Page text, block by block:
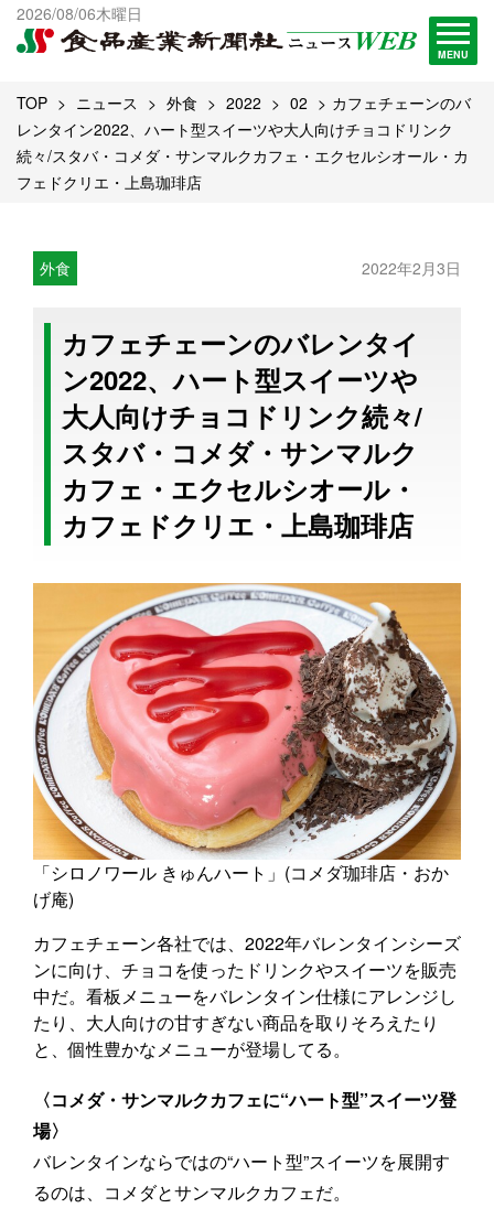
2026/08/06木曜日
MENU
出版物一覧へ
試読・購読申し込み
TOP ニュース 外食 2022 02
カフェチェーンのバ
レンタイン2022、ハート型スイーツや大人向けチョコドリンク
続々/スタバ・コメダ・サンマルクカフェ・エクセルシオール・カ
フェドクリエ・上島珈琲店
外食 2022年2月3日
カフェチェーンのバレンタイ
ン2022、ハート型スイーツや
大人向けチョコドリンク続々/
スタバ・コメダ・サンマルク
カフェ・エクセルシオール・
カフェドクリエ・上島珈琲店
「シロノワール きゅんハート」(コメダ珈琲店・おか
げ庵)
カフェチェーン各社では、2022年バレンタインシーズ
ンに向け、チョコを使ったドリンクやスイーツを販売
中だ。看板メニューをバレンタイン仕様にアレンジし
たり、大人向けの甘すぎない商品を取りそろえたり
と、個性豊かなメニューが登場してる。
〈コメダ・サンマルクカフェに“ハート型”スイーツ登
場〉
バレンタインならではの“ハート型”スイーツを展開す
るのは、コメダとサンマルクカフェだ。